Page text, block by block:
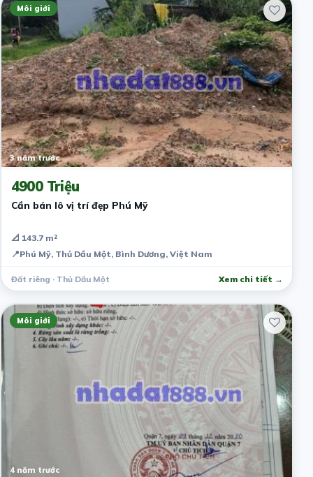
Môi giới
3 năm trước
4900 Triệu
Cần bán lô vị trí đẹp Phú Mỹ
📐 143.7 m²
📍Phú Mỹ, Thủ Dầu Một, Bình Dương, Việt Nam
Đất riêng · Thủ Dầu Một Xem chi tiết →
Môi giới
4 năm trước